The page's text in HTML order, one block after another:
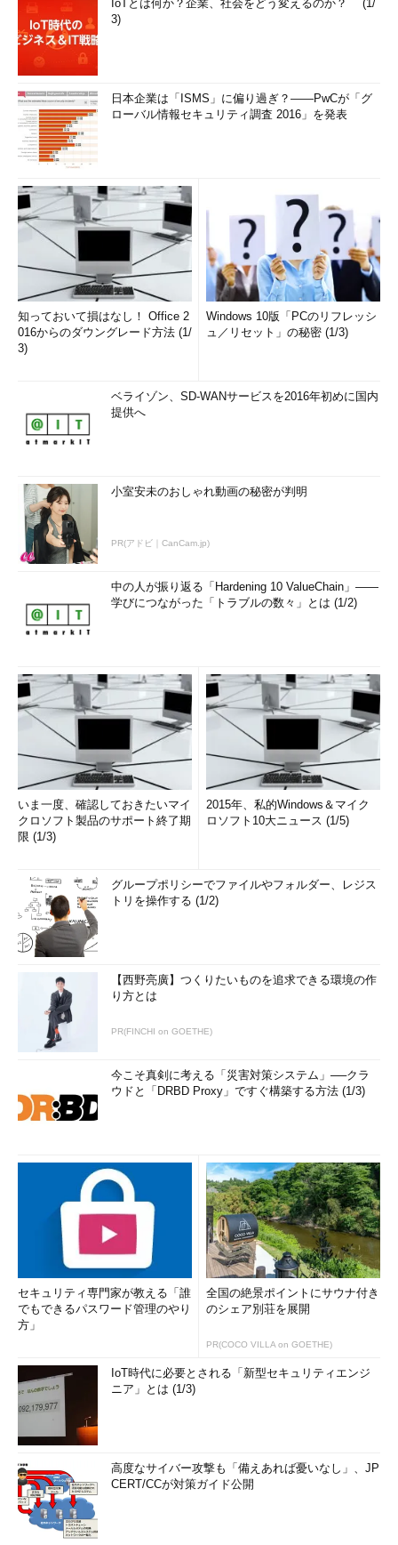
IoTとは何か？企業、社会をどう変えるのか？ (1/
3)
日本企業は「ISMS」に偏り過ぎ？――PwCが「グ
ローバル情報セキュリティ調査 2016」を発表
知っておいて損はなし！ Office 2
016からのダウングレード方法 (1/
3)
Windows 10版「PCのリフレッシ
ュ／リセット」の秘密 (1/3)
ベライゾン、SD-WANサービスを2016年初めに国内
提供へ
小室安未のおしゃれ動画の秘密が判明
PR(アドビ｜CanCam.jp)
中の人が振り返る「Hardening 10 ValueChain」――
学びにつながった「トラブルの数々」とは (1/2)
いま一度、確認しておきたいマイ
クロソフト製品のサポート終了期
限 (1/3)
2015年、私的Windows＆マイク
ロソフト10大ニュース (1/5)
グループポリシーでファイルやフォルダー、レジス
トリを操作する (1/2)
【西野亮廣】つくりたいものを追求できる環境の作
り方とは
PR(FINCHI on GOETHE)
今こそ真剣に考える「災害対策システム」──クラ
ウドと「DRBD Proxy」ですぐ構築する方法 (1/3)
セキュリティ専門家が教える「誰
でもできるパスワード管理のやり
方」
全国の絶景ポイントにサウナ付き
のシェア別荘を展開
PR(COCO VILLA on GOETHE)
IoT時代に必要とされる「新型セキュリティエンジ
ニア」とは (1/3)
高度なサイバー攻撃も「備えあれば憂いなし」、JP
CERT/CCが対策ガイド公開